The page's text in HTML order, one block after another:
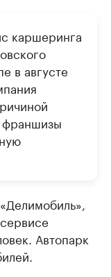
каршеринга
в августе
франшизы
Автопарк